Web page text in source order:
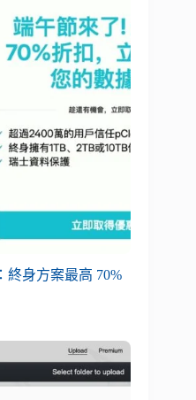
終身方案最高 70%